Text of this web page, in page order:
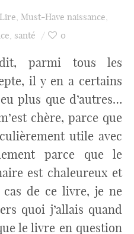
Lire, Must-Have naissance,
, santé 0
parmi tous les
il y en a certains
plus que d’autres…
chère, parce que
utile avec
parce que le
est chaleureux et
cas de ce livre, je ne
quoi j’allais quand
le livre en question